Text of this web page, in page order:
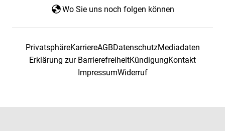
Wo Sie uns noch folgen können
PrivatsphäreKarriereAGBDatenschutzMediadaten
Erklärung zur BarrierefreiheitKündigungKontakt
ImpressumWiderruf